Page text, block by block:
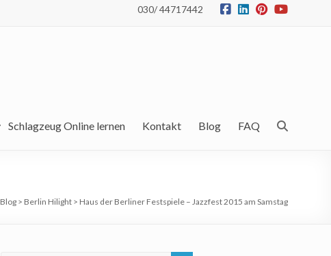
030/ 44717442
Schlagzeug Online lernen Kontakt Blog FAQ
Blog > Berlin Hilight > Haus der Berliner Festspiele – Jazzfest 2015 am Samstag